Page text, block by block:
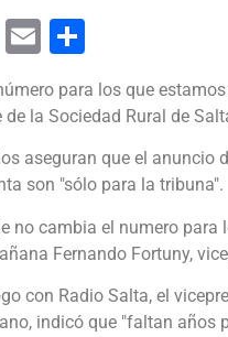
Twitter
Email
para los que
de la Sociedad Rural de
aseguran que el anuncio
son "sólo para la tribuna".
no cambia el numero
Fernando Fortuny,
con Radio Salta, el
indicó que "faltan años